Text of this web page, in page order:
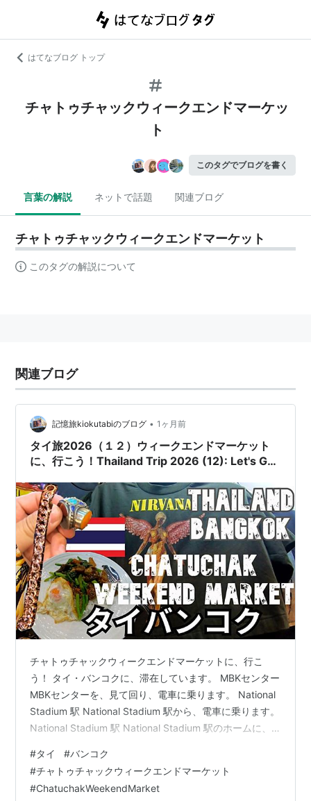
はてなブログ トップ
チャトゥチャックウィークエンドマーケッ
ト
このタグでブログを書く
言葉の解説 ネットで話題 関連ブログ
チャトゥチャックウィークエンドマーケット
このタグの解説について
関連ブログ
記憶旅kiokutabiのブログ • 1ヶ月前
タイ旅2026（１２）ウィークエンドマーケット
に、行こう！Thailand Trip 2026 (12): Let's Go
チャトゥチャックウィークエンドマーケットに、行こ
う！ タイ・バンコクに、滞在しています。 MBKセンター
MBKセンターを、見て回り、電車に乗ります。 National
Stadium 駅 National Stadium 駅から、電車に乗ります。
National Stadium 駅 National Stadium 駅のホームに、
Mo Chit 駅 この電車に、乗ってきました。 Mo Chit 駅 改
札を、抜けます。 chatuchak weekend market
chatuchak weekend marketに、着…
#タイ #バンコク
#チャトゥチャックウィークエンドマーケット
#ChatuchakWeekendMarket